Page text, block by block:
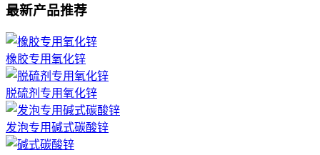
最新产品推荐
橡胶专用氧化锌
脱硫剂专用氧化锌
发泡专用碱式碳酸锌